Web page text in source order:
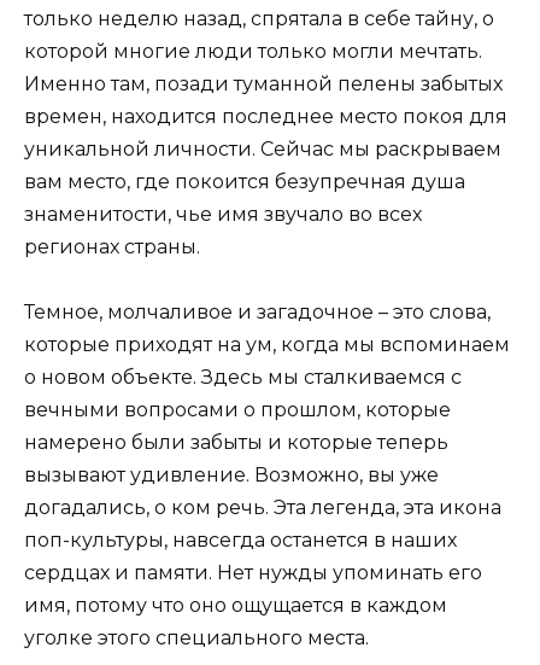
только неделю назад, спрятала в себе тайну, о
которой многие люди только могли мечтать.
Именно там, позади туманной пелены забытых
времен, находится последнее место покоя для
уникальной личности. Сейчас мы раскрываем
вам место, где покоится безупречная душа
знаменитости, чье имя звучало во всех
регионах страны.
Темное, молчаливое и загадочное – это слова,
которые приходят на ум, когда мы вспоминаем
о новом объекте. Здесь мы сталкиваемся с
вечными вопросами о прошлом, которые
намерено были забыты и которые теперь
вызывают удивление. Возможно, вы уже
догадались, о ком речь. Эта легенда, эта икона
поп-культуры, навсегда останется в наших
сердцах и памяти. Нет нужды упоминать его
имя, потому что оно ощущается в каждом
уголке этого специального места.